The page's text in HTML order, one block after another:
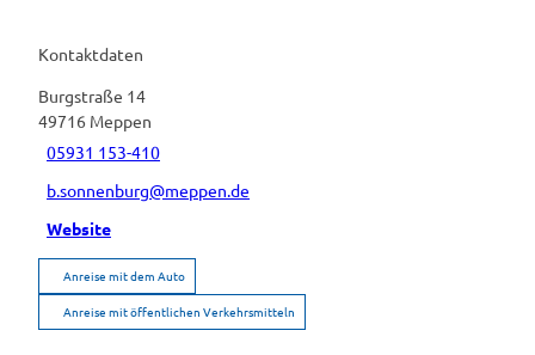
Kontaktdaten
Burgstraße 14
49716 Meppen
05931 153-410
b.sonnenburg@meppen.de
Website
Anreise mit dem Auto
Anreise mit öffentlichen Verkehrsmitteln